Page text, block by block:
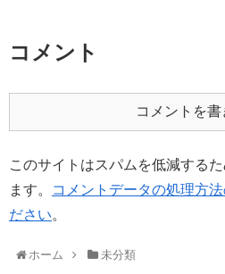
コメント
コメントを書
このサイトはスパムを低減する
ます。
コメントデータの処理方
ださい。
ホーム 未分類